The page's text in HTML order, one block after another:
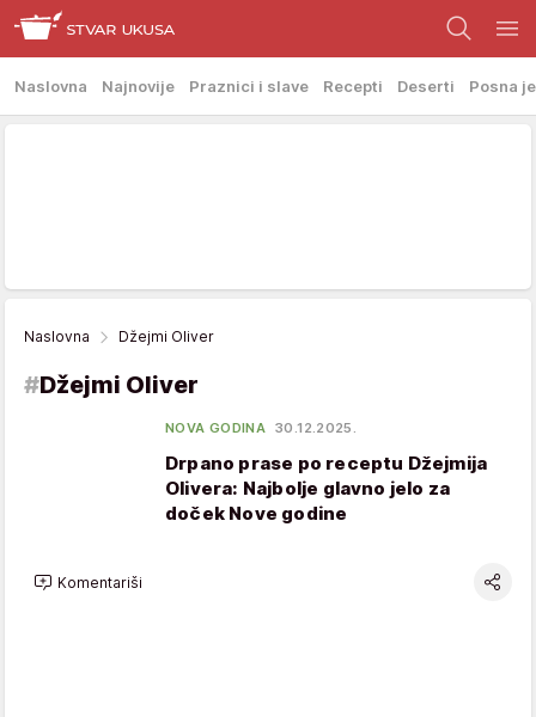
Naslovna Najnovije Praznici i slave Recepti Deserti Posna
Naslovna Džejmi Oliver
#Džejmi Oliver
NOVA GODINA 30.12.2025.
Drpano prase po receptu Džejmija
Olivera: Najbolje glavno jelo za
doček Nove godine
Komentariši